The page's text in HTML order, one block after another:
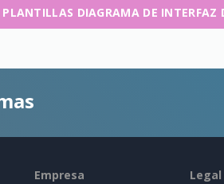
DIAGRAMA DE INTERFAZ
Empresa Legal